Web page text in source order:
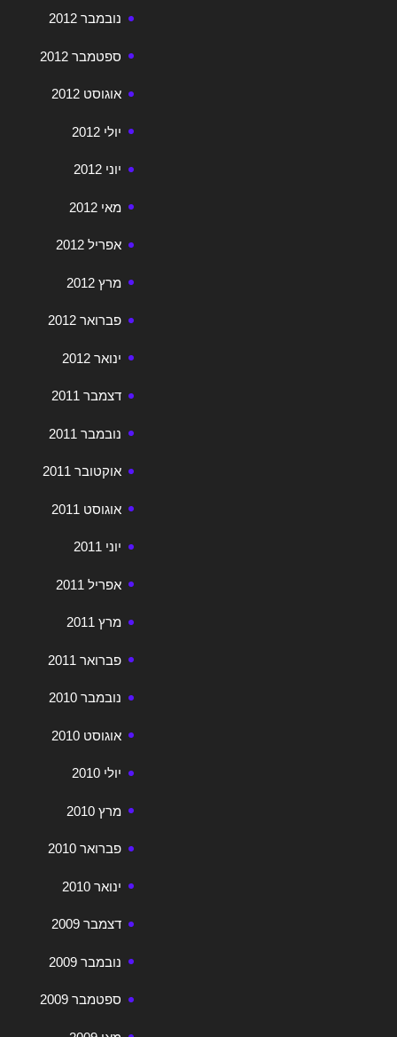
נובמבר 2012
ספטמבר 2012
אוגוסט 2012
יולי 2012
יוני 2012
מאי 2012
אפריל 2012
מרץ 2012
פברואר 2012
ינואר 2012
דצמבר 2011
נובמבר 2011
אוקטובר 2011
אוגוסט 2011
יוני 2011
אפריל 2011
מרץ 2011
פברואר 2011
נובמבר 2010
אוגוסט 2010
יולי 2010
מרץ 2010
פברואר 2010
ינואר 2010
דצמבר 2009
נובמבר 2009
ספטמבר 2009